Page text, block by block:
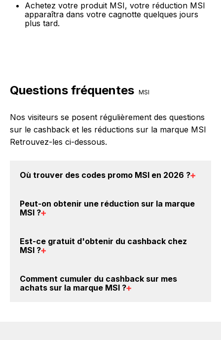
Achetez votre produit MSI, votre réduction MSI
apparaîtra dans votre cagnotte quelques jours
plus tard.
Questions fréquentes MSI
Nos visiteurs se posent régulièrement des questions
sur le cashback et les réductions sur la marque MSI
Retrouvez-les ci-dessous.
Où trouver des codes promo MSI en 2026 ?
promo sur les produits MSI. Choisissez un site e-
Peut-on obtenir une réduction sur la marque
MSI ?
crédités sur votre cagnotte BackBackBack lorsque
vos éventuels bonus.
Est-ce gratuit d'obtenir du cashback chez
MSI ?
compte gratuitement pour cumuler vos réductions
cashback sur vos achats sur la marque MSI. Oui,
Comment cumuler du cashback sur mes
achats sur la marque MSI ?